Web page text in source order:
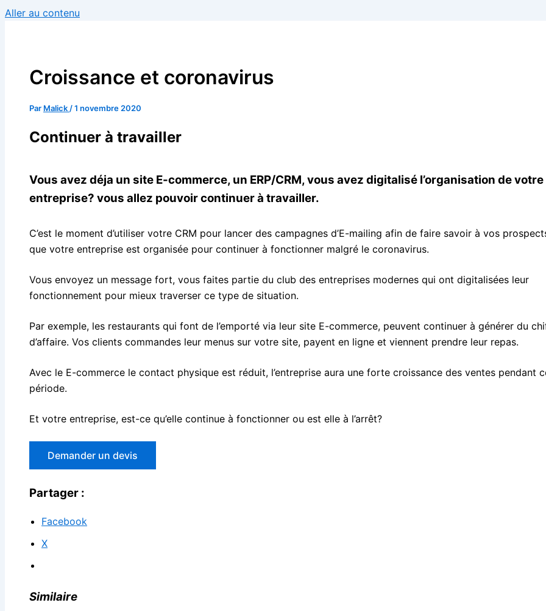
Aller au contenu
Croissance et coronavirus
Par Malick /1 novembre 2020
Continuer à travailler
Vous avez déja un site E-commerce, un ERP/CRM, vous avez digitalisé l’organisation de votre
entreprise? vous allez pouvoir continuer à travailler.
C’est le moment d’utiliser votre CRM pour lancer des campagnes d’E-mailing afin de faire savoir à vos
que votre entreprise est organisée pour continuer à fonctionner malgré le coronavirus.
Vous envoyez un message fort, vous faites partie du club des entreprises modernes qui ont digitalisées leur
fonctionnement pour mieux traverser ce type de situation.
Par exemple, les restaurants qui font de l’emporté via leur site E-commerce, peuvent continuer à générer du
d’affaire. Vos clients commandes leur menus sur votre site, payent en ligne et viennent prendre leur repas.
Avec le E-commerce le contact physique est réduit, l’entreprise aura une forte croissance des ventes pendant
période.
Et votre entreprise, est-ce qu’elle continue à fonctionner ou est elle à l’arrêt?
Demander un devis
Partager :
Facebook
X
Similaire